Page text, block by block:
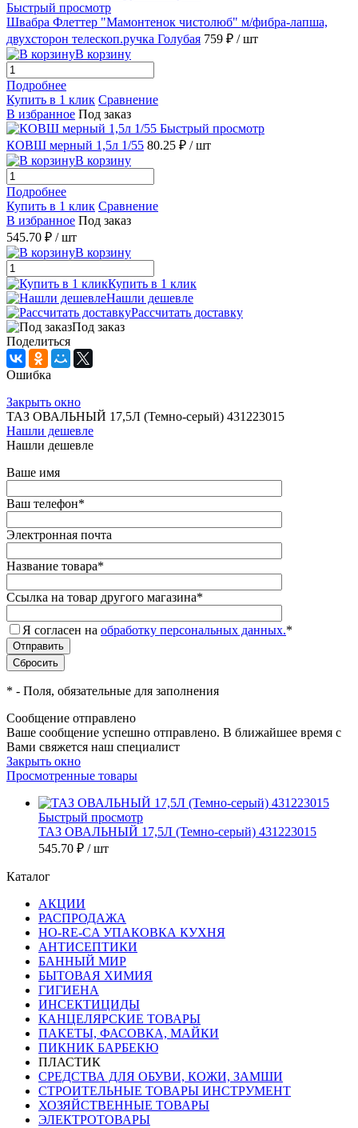
Быстрый просмотр
Швабра Флеттер "Мамонтенок чистолюб" м/фибра-лапша,
двухсторон телескоп.ручка Голубая 759 ₽ / шт
В корзину
Подробнее
Купить в 1 клик Сравнение
В избранное Под заказ
Быстрый просмотр
КОВШ мерный 1,5л 1/55 80.25 ₽ / шт
В корзину
Подробнее
Купить в 1 клик Сравнение
В избранное Под заказ
545.70 ₽ / шт
В корзину
Купить в 1 клик
Нашли дешевле
Рассчитать доставку
Под заказ
Поделиться
Ошибка
Закрыть окно
ТАЗ ОВАЛЬНЫЙ 17,5Л (Темно-серый) 431223015
Нашли дешевле
Нашли дешевле
Ваше имя
Ваш телефон*
Электронная почта
Название товара*
Ссылка на товар другого магазина*
Я согласен на обработку персональных данных.*
* - Поля, обязательные для заполнения
Сообщение отправлено
Ваше сообщение успешно отправлено. В ближайшее время с
Вами свяжется наш специалист
Закрыть окно
Просмотренные товары
Быстрый просмотр
ТАЗ ОВАЛЬНЫЙ 17,5Л (Темно-серый) 431223015
545.70 ₽ / шт
Каталог
АКЦИИ
РАСПРОДАЖА
HO-RE-CA УПАКОВКА КУХНЯ
АНТИСЕПТИКИ
БАННЫЙ МИР
БЫТОВАЯ ХИМИЯ
ГИГИЕНА
ИНСЕКТИЦИДЫ
КАНЦЕЛЯРСКИЕ ТОВАРЫ
ПАКЕТЫ, ФАСОВКА, МАЙКИ
ПИКНИК БАРБЕКЮ
ПЛАСТИК
СРЕДСТВА ДЛЯ ОБУВИ, КОЖИ, ЗАМШИ
СТРОИТЕЛЬНЫЕ ТОВАРЫ ИНСТРУМЕНТ
ХОЗЯЙСТВЕННЫЕ ТОВАРЫ
ЭЛЕКТРОТОВАРЫ